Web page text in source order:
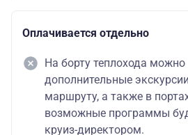
Оплачивается отдельно
На борту теплохода можно
дополнительные
маршруту, а также в
возможные программы
круиз-директором.